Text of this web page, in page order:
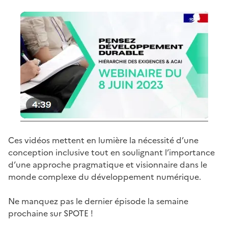
Ces vidéos mettent en lumière la nécessité d’une
conception inclusive tout en soulignant l’importance
d’une approche pragmatique et visionnaire dans le
monde complexe du développement numérique.
Ne manquez pas le dernier épisode la semaine
prochaine sur SPOTE !